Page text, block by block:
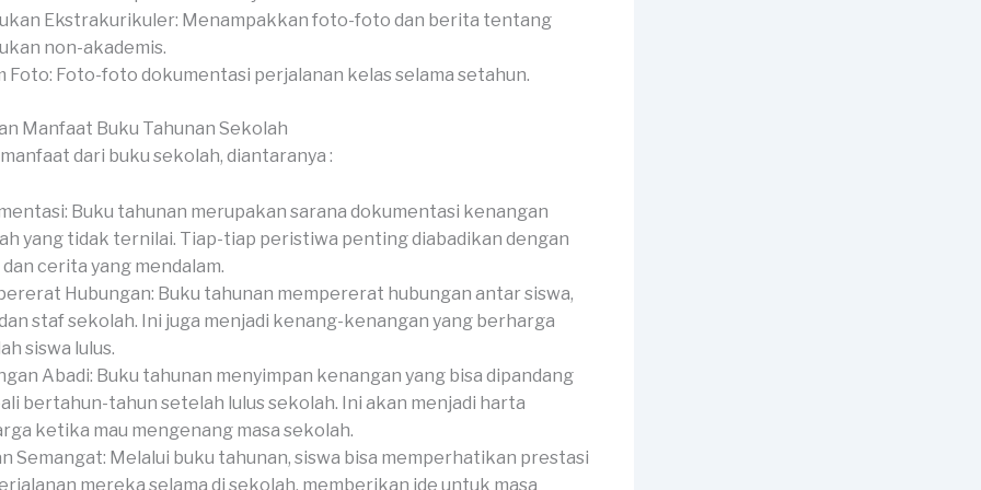
Ekstrakurikuler: Menampakkan foto-foto dan berita tentang
non-akademis.
Foto: Foto-foto dokumentasi perjalanan kelas selama setahun.
Manfaat Buku Tahunan Sekolah
dari buku sekolah, diantaranya :
Buku tahunan merupakan sarana dokumentasi kenangan
yang tidak ternilai. Tiap-tiap peristiwa penting diabadikan dengan
dan cerita yang mendalam.
Hubungan: Buku tahunan mempererat hubungan antar siswa,
staf sekolah. Ini juga menjadi kenang-kenangan yang berharga
siswa lulus.
Abadi: Buku tahunan menyimpan kenangan yang bisa dipandang
bertahun-tahun setelah lulus sekolah. Ini akan menjadi harta
ketika mau mengenang masa sekolah.
Semangat: Melalui buku tahunan, siswa bisa memperhatikan prestasi
mereka selama di sekolah, memberikan ide untuk masa